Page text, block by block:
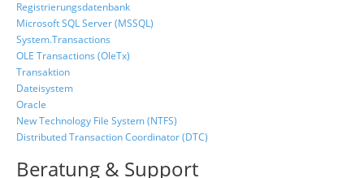
Registrierungsdatenbank
Microsoft SQL Server (MSSQL)
System.Transactions
OLE Transactions (OleTx)
Transaktion
Dateisystem
Oracle
New Technology File System (NTFS)
Distributed Transaction Coordinator (DTC)
Beratung & Support